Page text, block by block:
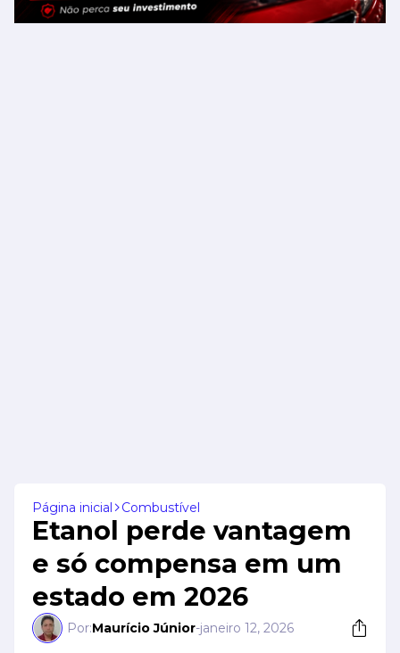
Página inicial Combustível
Etanol perde vantagem
e só compensa em um
estado em 2026
Por:Maurício Júnior-janeiro 12, 2026